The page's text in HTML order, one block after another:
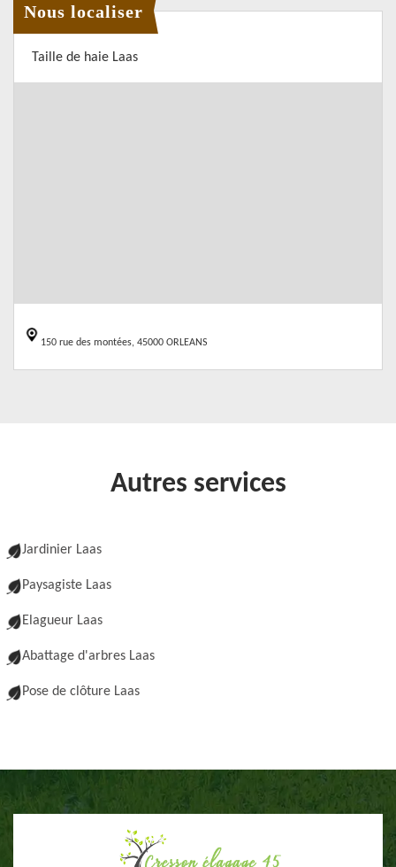
Nous localiser
Taille de haie Laas
150 rue des montées, 45000 ORLEANS
Autres services
Jardinier Laas
Paysagiste Laas
Elagueur Laas
Abattage d'arbres Laas
Pose de clôture Laas